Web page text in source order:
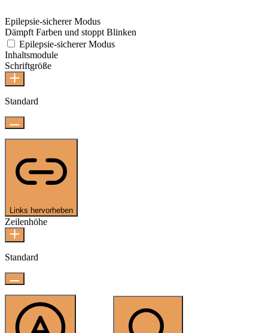
Epilepsie-sicherer Modus
Dämpft Farben und stoppt Blinken
Epilepsie-sicherer Modus
Inhaltsmodule
Schriftgröße
Standard
Links hervorheben
Zeilenhöhe
Standard